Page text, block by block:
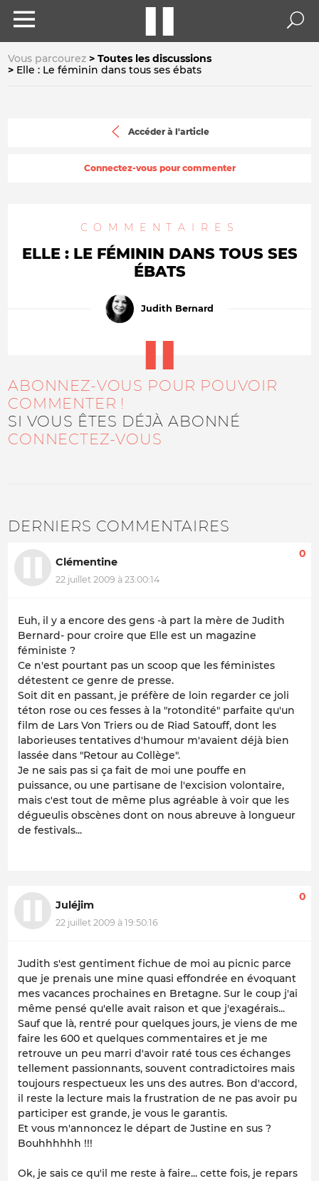
Vous parcourez
Toutes les discussions
Elle : Le féminin dans tous ses ébats
Accéder à l'article
Connectez-vous pour commenter
COMMENTAIRES
ELLE : LE FÉMININ DANS TOUS SES
ÉBATS
Judith Bernard
ABONNEZ-VOUS POUR POUVOIR
COMMENTER !
SI VOUS ÊTES DÉJÀ ABONNÉ
CONNECTEZ-VOUS
DERNIERS COMMENTAIRES
Clémentine
22 juillet 2009 à 23:00:14
0
Euh, il y a encore des gens -à part la mère de Judith
Bernard- pour croire que Elle est un magazine
féministe ?
Ce n'est pourtant pas un scoop que les féministes
détestent ce genre de presse.
Soit dit en passant, je préfère de loin regarder ce joli
téton rose ou ces fesses à la "rotondité" parfaite qu'un
film de Lars Von Triers ou de Riad Satouff, dont les
laborieuses tentatives d'humour m'avaient déjà bien
lassée dans "Retour au Collège".
Je ne sais pas si ça fait de moi une pouffe en
puissance, ou une partisane de l'excision volontaire,
mais c'est tout de même plus agréable à voir que les
dégueulis obscènes dont on nous abreuve à longueur
de festivals...
Juléjim
22 juillet 2009 à 19:50:16
0
Judith s'est gentiment fichue de moi au picnic parce
que je prenais une mine quasi effondrée en évoquant
mes vacances prochaines en Bretagne. Sur le coup j'ai
même pensé qu'elle avait raison et que j'exagérais...
Sauf que là, rentré pour quelques jours, je viens de me
faire les 600 et quelques commentaires et je me
retrouve un peu marri d'avoir raté tous ces échanges
tellement passionnants, souvent contradictoires mais
toujours respectueux les uns des autres. Bon d'accord,
il reste la lecture mais la frustration de ne pas avoir pu
participer est grande, je vous le garantis.
Et vous m'annoncez le départ de Justine en sus ?
Bouhhhhhh !!!
Ok, je sais ce qu'il me reste à faire... cette fois, je repars